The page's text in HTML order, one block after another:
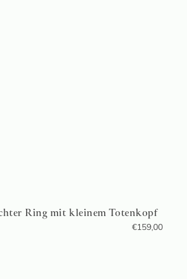
Ring mit kleinem Totenkopf
€159,00